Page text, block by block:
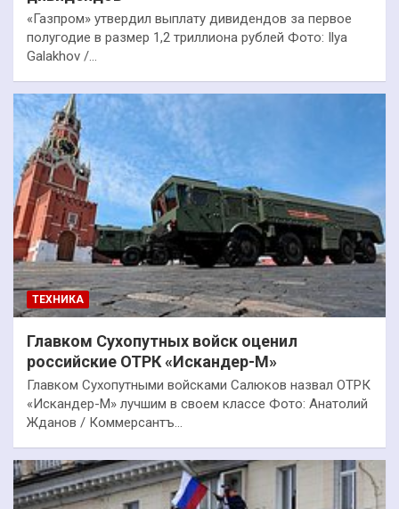
«Газпром» утвердил выплату дивидендов за первое
полугодие в размер 1,2 триллиона рублей Фото: Ilya
Galakhov /…
ТЕХНИКА
Главком Сухопутных войск оценил
российские ОТРК «Искандер-М»
Главком Сухопутными войсками Салюков назвал ОТРК
«Искандер-М» лучшим в своем классе Фото: Анатолий
Жданов / Коммерсантъ…